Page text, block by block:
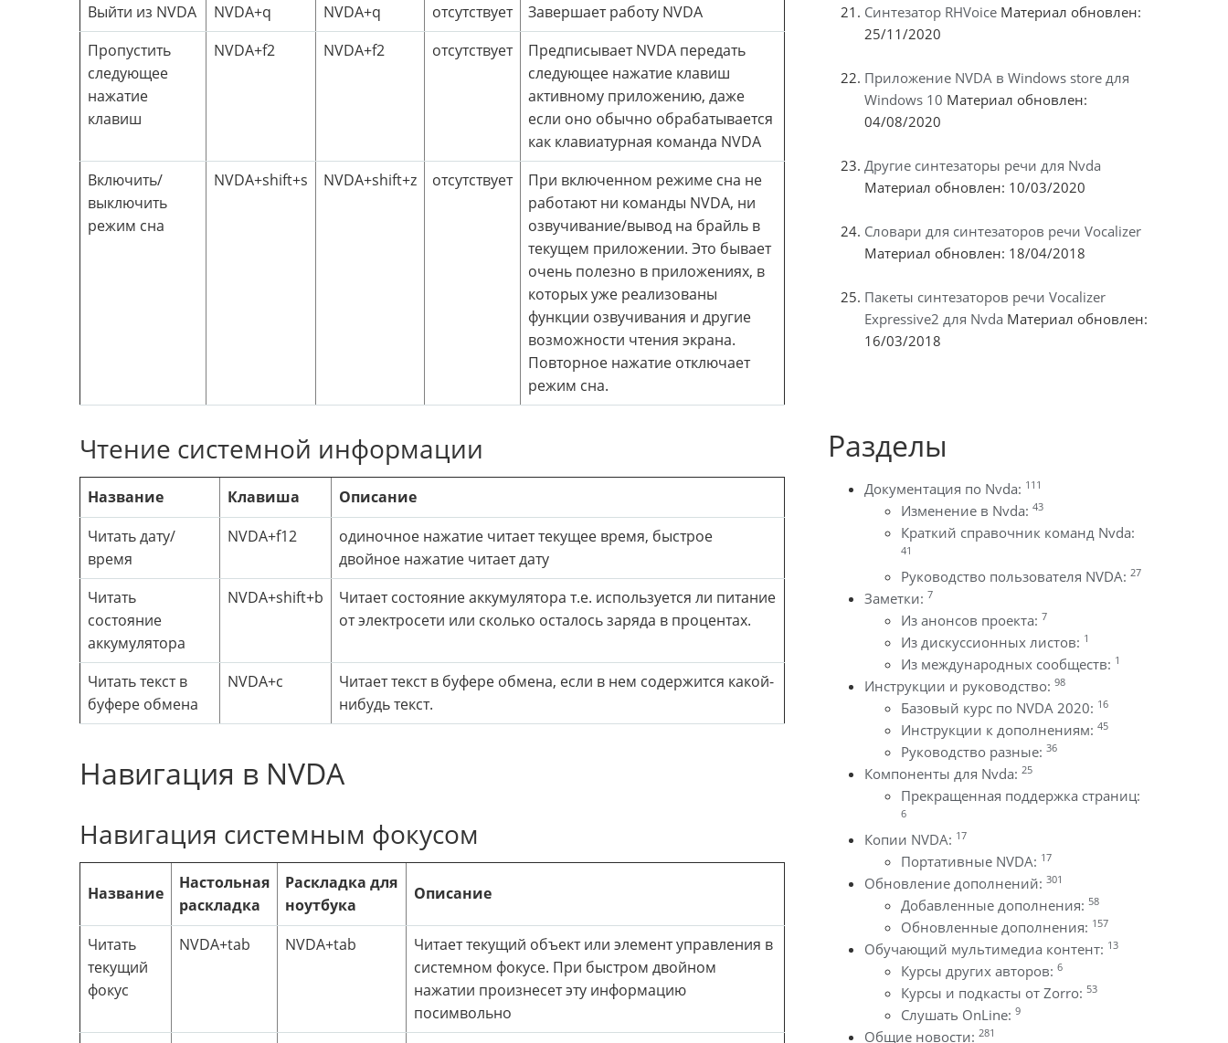
Выйти из NVDA
NVDA+q NVDA+q отсутствует
Завершает работу NVDA
Пропустить
следующее
нажатие
клавиш
NVDA+f2 NVDA+f2 отсутствует
Предписывает NVDA передать
следующее нажатие клавиш
активному приложению, даже
если оно обычно обрабатывается
как клавиатурная команда NVDA
Включить/
выключить
режим сна
NVDA+shift+s NVDA+shift+z отсутствует
При включенном режиме сна не
работают ни команды NVDA, ни
озвучивание/вывод на брайль в
текущем приложении. Это бывает
очень полезно в приложениях, в
которых уже реализованы
функции озвучивания и другие
возможности чтения экрана.
Повторное нажатие отключает
режим сна.
Чтение системной информации
Название Клавиша
Описание
Читать дату/
время
NVDA+f12
одиночное нажатие читает текущее время, быстрое
двойное нажатие читает дату
Читать
состояние
аккумулятора
NVDA+shift+b
Читает состояние аккумулятора т.е. используется ли питание
от электросети или сколько осталось заряда в процентах.
Читать текст в
буфере обмена
NVDA+c
Читает текст в буфере обмена, если в нем содержится какой-
нибудь текст.
Навигация в NVDA
Навигация системным фокусом
Название
Настольная
раскладка
Раскладка для
ноутбука
Описание
Читать
текущий
фокус
NVDA+tab NVDA+tab
Читает текущий объект или элемент управления в
системном фокусе. При быстром двойном
нажатии произнесет эту информацию
посимвольно
Синтезатор RHVoice Материал обновлен:
25/11/2020
Приложение NVDA в Windows store для
Windows 10 Материал обновлен:
04/08/2020
Другие синтезаторы речи для Nvda
Материал обновлен: 10/03/2020
Словари для синтезаторов речи Vocalizer
Материал обновлен: 18/04/2018
Пакеты синтезаторов речи Vocalizer
Expressive2 для Nvda Материал обновлен:
16/03/2018
Разделы
Документация по Nvda: 111
Изменение в Nvda: 43
Краткий справочник команд Nvda:
41
Руководство пользователя NVDA: 27
Заметки: 7
Из анонсов проекта: 7
Из дискуссионных листов: 1
Из международных сообществ: 1
Инструкции и руководство: 98
Базовый курс по NVDA 2020: 16
Инструкции к дополнениям: 45
Руководство разные: 36
Компоненты для Nvda: 25
Прекращенная поддержка страниц:
6
Копии NVDA: 17
Портативные NVDA: 17
Обновление дополнений: 301
Добавленные дополнения: 58
Обновленные дополнения: 157
Обучающий мультимедиа контент: 13
Курсы других авторов: 6
Курсы и подкасты от Zorro: 53
Слушать OnLine: 9
Общие новости: 281